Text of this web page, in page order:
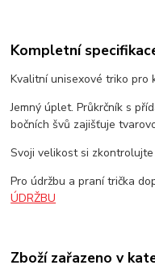
Kompletní
Kvalitní unisexové triko pro
Jemný úplet. Průkrčník s
bočních švů zajišťuje
Svoji velikost si
Pro údržbu a praní trička
ÚDRŽBU
Zboží zařazeno v